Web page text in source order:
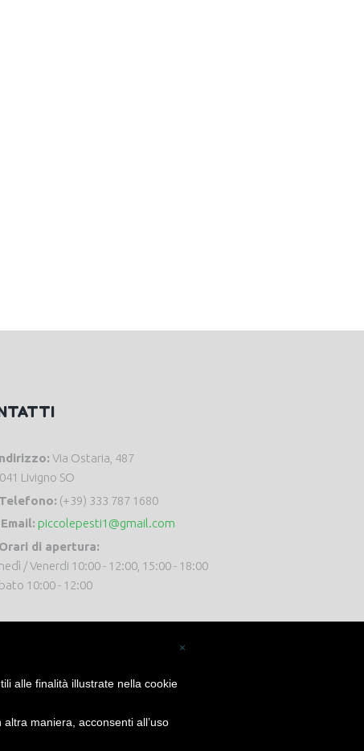
Via Ostaria, 487
Livigno SO
Telefono: (+39) 333 787 1680
Email: piccolepesti1@gmail.com
Orari di apertura:
/ Venerdi 10:00 - 12:00, 15:00 - 18:00
10:00 - 12:00
×
alle finalità illustrate nella cookie
maniera, acconsenti all’uso